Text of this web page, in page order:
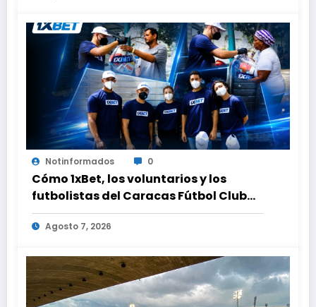
Notinformados 0
Cómo 1xBet, los voluntarios y los
futbolistas del Caracas Fútbol Club
juntaron fuerzas para ayudar a las
familias de Venezuela
Agosto 7, 2026